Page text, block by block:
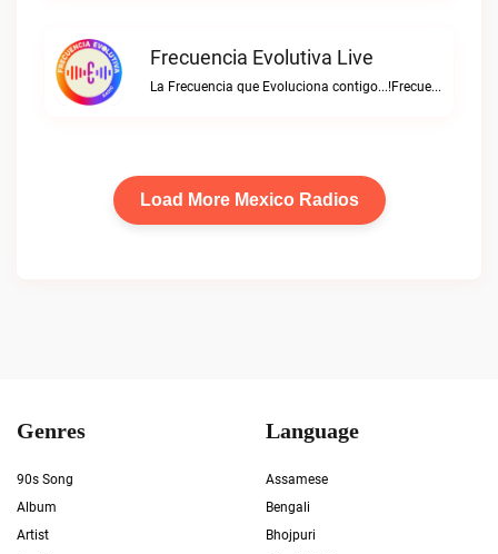
Frecuencia Evolutiva Live
La Frecuencia que Evoluciona contigo...!Frecuencia Evolutiva live
Load More Mexico Radios
Genres
90s Song
Album
Artist
Language
Assamese
Bengali
Bhojpuri